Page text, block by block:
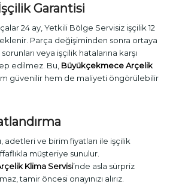
Garantisi
24 ay, Yetkili Bölge Servisiz işçilik 12
Parça değişiminden sonra ortaya
veya işçilik hatalarına karşı
edilmez. Bu, Büyükçekmece Arçelik
güvenilir hem de maliyeti öngörülebilir
adetleri ve birim fiyatları ile işçilik
müşteriye sunulur.
Klima Servisi’nde asla sürpriz
tamir öncesi onayınızı alırız.